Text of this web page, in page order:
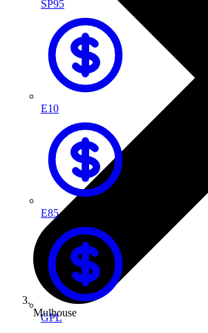
SP95
E10
E85
GPL
Mulhouse